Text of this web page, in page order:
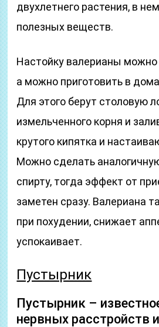
двухлетнего растения, в
полезных веществ.
Настойку валерианы можно
а можно приготовить в
Для этого берут столовую
измельченного корня и
крутого кипятка и
Можно сделать
спирту, тогда эффект от
заметен сразу. Валериана
при похудении, снижает
успокаивает.
Пустырник
Пустырник –
нервных расстройств